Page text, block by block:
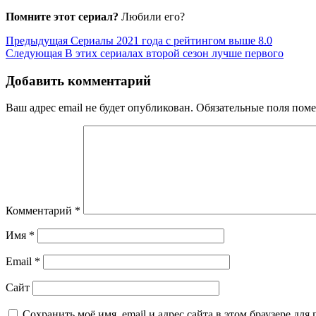
Помните этот сериал? Любили его?
Навигация
по
записям
Предыдущая
запись
Предыдущая Сериалы 2021 года с рейтингом выше 8.0
Следующая
Следующая В этих сериалах второй сезон лучше первого
Добавить комментарий
Ваш адрес email не будет опубликован. Обязательные поля
Комментарий *
Имя *
Email *
Сайт